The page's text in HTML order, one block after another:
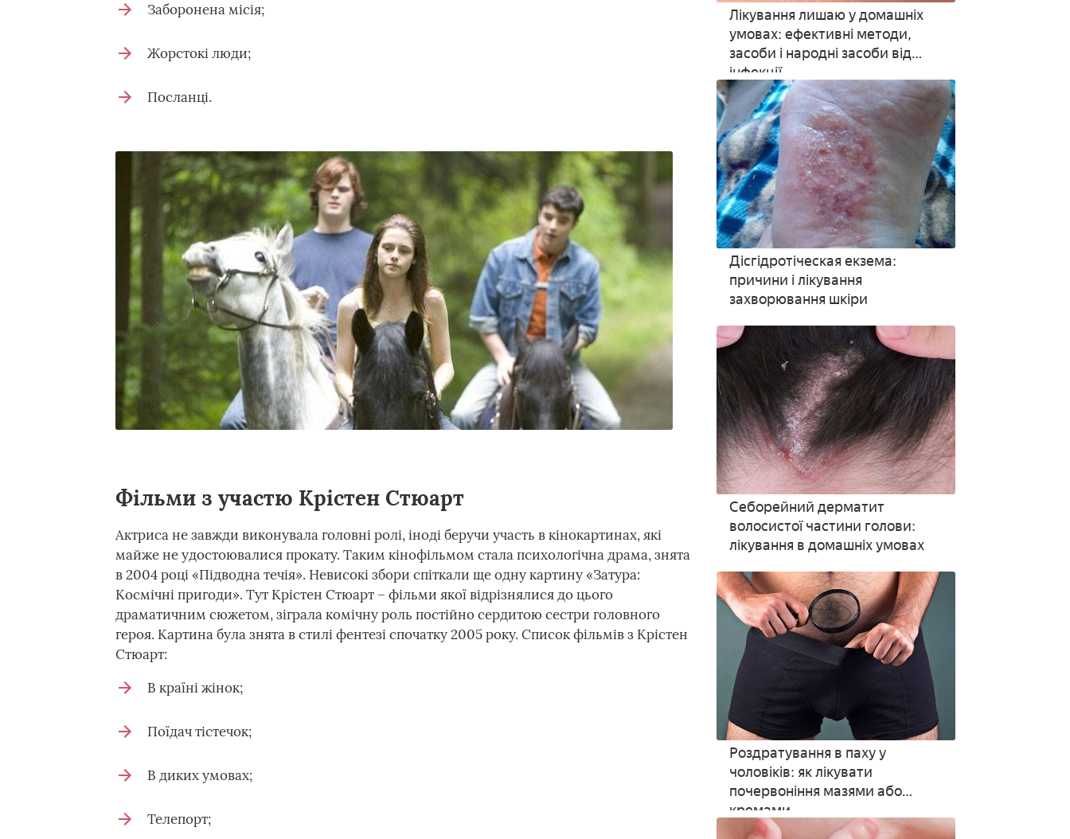
Заборонена місія;
Жорстокі люди;
Посланці.
Фільми з участю Крістен Стюарт
Актриса не завжди виконувала головні ролі, іноді беручи участь в кінокартинах, які
майже не удостоювалися прокату. Таким кінофільмом стала психологічна драма, знята
в 2004 році «Підводна течія». Невисокі збори спіткали ще одну картину «Затура:
Космічні пригоди». Тут Крістен Стюарт – фільми якої відрізнялися до цього
драматичним сюжетом, зіграла комічну роль постійно сердитою сестри головного
героя. Картина була знята в стилі фентезі спочатку 2005 року. Список фільмів з Крістен
Стюарт:
В країні жінок;
Поїдач тістечок;
В диких умовах;
Телепорт;
Лікування лишаю у домашніх
умовах: ефективні методи,
засоби і народні засоби від
інфекції
Дісгідротіческая екзема:
причини і лікування
захворювання шкіри
Себорейний дерматит
волосистої частини голови:
лікування в домашніх умовах
Роздратування в паху у
чоловіків: як лікувати
почервоніння мазями або
кремами